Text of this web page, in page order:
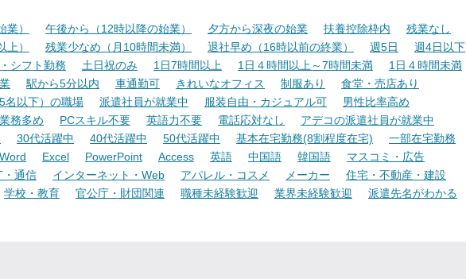
） 午後から（12時以降の始業） 夕方から深夜の始業 扶養控除枠内
残業なし
）
残業少なめ（月10時間未満） 退社早め（16時以前の終業） 週5日
週4日以下
シフト勤務 土日祝のみ 1日7時間以上 1日４時間以上～7時間未満
1日４時間未満
駅から5分以内 車通勤可 きれいなオフィス 制服あり
食堂・売店あり
名以下）の職場 派遣社員が就業中 服装自由・カジュアル可
男性比率高め
務多め PCスキル不要 英語力不要 電話応対なし
アデコの派遣社員が就業中
30代活躍中 40代活躍中 50代活躍中 基本在宅勤務(8割程度在宅)
一部在宅勤務
Word Excel PowerPoint Access 英語 中国語 韓国語
マスコミ・広告
・通信 インターネット・Web アパレル・コスメ メーカー
住宅・不動産・建設
学校・教育 官公庁・財団関連 職種未経験歓迎 業界未経験歓迎
派遣先名がわかる